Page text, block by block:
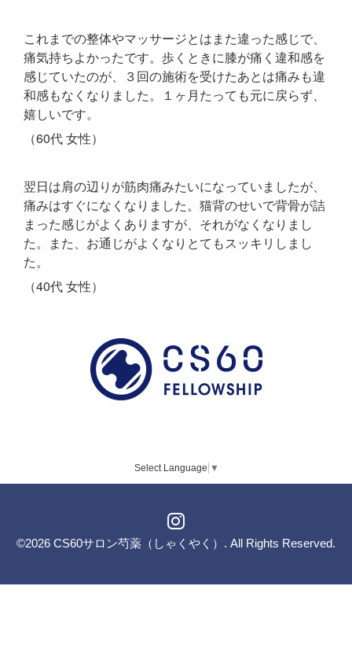
これまでの整体やマッサージとはまた違った感じで、
痛気持ちよかったです。 歩くときに膝が痛く違和感を
感じていたのが、３回の施術を受けたあとは痛みも違
和感もなくなりました。
１ヶ月たっても元に戻らず、
嬉しいです。
（60代 女性）
翌日は肩の辺りが筋肉痛みたいになっていましたが、
痛みはすぐになくなりました。 猫背のせいで背骨が詰
まった感じがよくありますが、それがなくなりまし
た。また、お通じがよくなりとてもスッキリしまし
た。
（40代 女性）
Select Language ▼
©2026 CS60サロン芍薬（しゃくやく） . All Rights Reserved.